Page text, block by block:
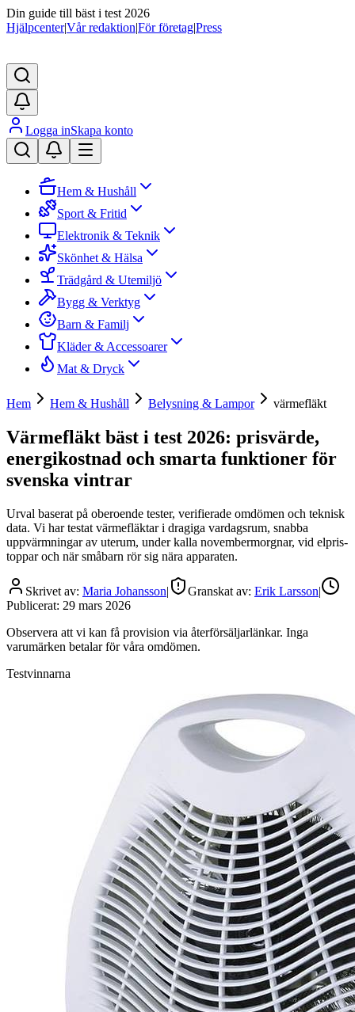
Din guide till bäst i test 2026
Hjälpcenter|Vår redaktion|För företag|Press
Logga inSkapa konto
Hem & Hushåll
Sport & Fritid
Elektronik & Teknik
Skönhet & Hälsa
Trädgård & Utemiljö
Bygg & Verktyg
Barn & Familj
Kläder & Accessoarer
Mat & Dryck
Hem Hem & Hushåll Belysning & Lampor värmefläkt
Värmefläkt bäst i test 2026: prisvärde,
energikostnad och smarta funktioner för
svenska vintrar
Urval baserat på oberoende tester, verifierade omdömen och teknisk
data. Vi har testat värmefläktar i dragiga vardagsrum, snabba
uppvärmningar av uterum, under kalla novembermorgnar, vid elpris-
toppar och när småbarn rör sig nära apparaten.
Skrivet av: Maria Johansson| Granskat av: Erik Larsson|
Publicerat: 29 mars 2026
Observera att vi kan få provision via återförsäljarlänkar. Inga
varumärken betalar för våra omdömen.
Testvinnarna